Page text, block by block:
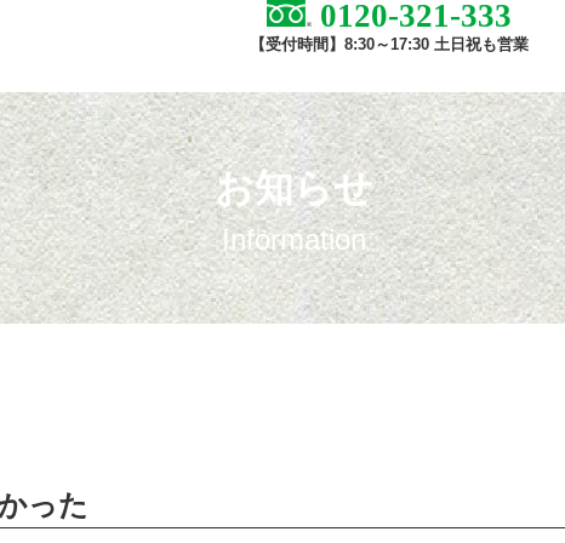
0120-321-333
【受付時間】8:30～17:30 土日祝も営業
お知らせ
Information
った